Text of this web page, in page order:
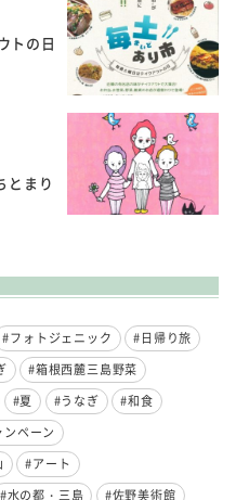
トの日
とまり
#フォトジェニック
#日帰り旅
#箱根西麓三島野菜
#夏 #うなぎ
#和食
ペーン
#アート
#水の都・三島
#佐野美術館